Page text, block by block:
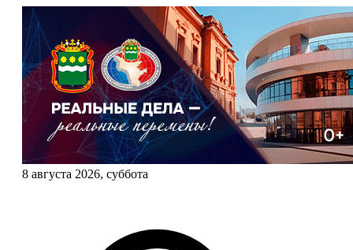
8 августа 2026, суббота